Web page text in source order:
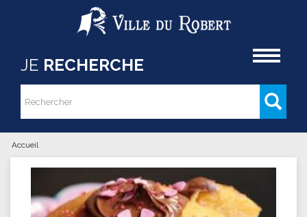
Aller au contenu principal
JE RECHERCHE
Formulaire de recherche
Rechercher
Vous êtes ici
Accueil